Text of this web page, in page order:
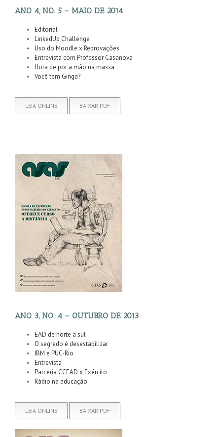
ANO 4, NO. 5 – MAIO DE 2014
Editorial
LinkedUp Challenge
Uso do Moodle x Reprovações
Entrevista com Professor Casanova
Hora de por a mão na massa
Você tem Ginga?
LEIA ONLINE BAIXAR PDF
ANO 3, NO. 4 – OUTUBRO DE 2013
EAD de norte a sul
O segredo é desestabilizar
IBM e PUC-Rio
Entrevista
Parceria CCEAD x Exército
Rádio na educação
LEIA ONLINE BAIXAR PDF